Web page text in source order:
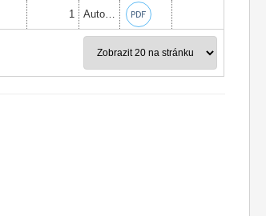
1 Autor: Bc. Tereza Vránová